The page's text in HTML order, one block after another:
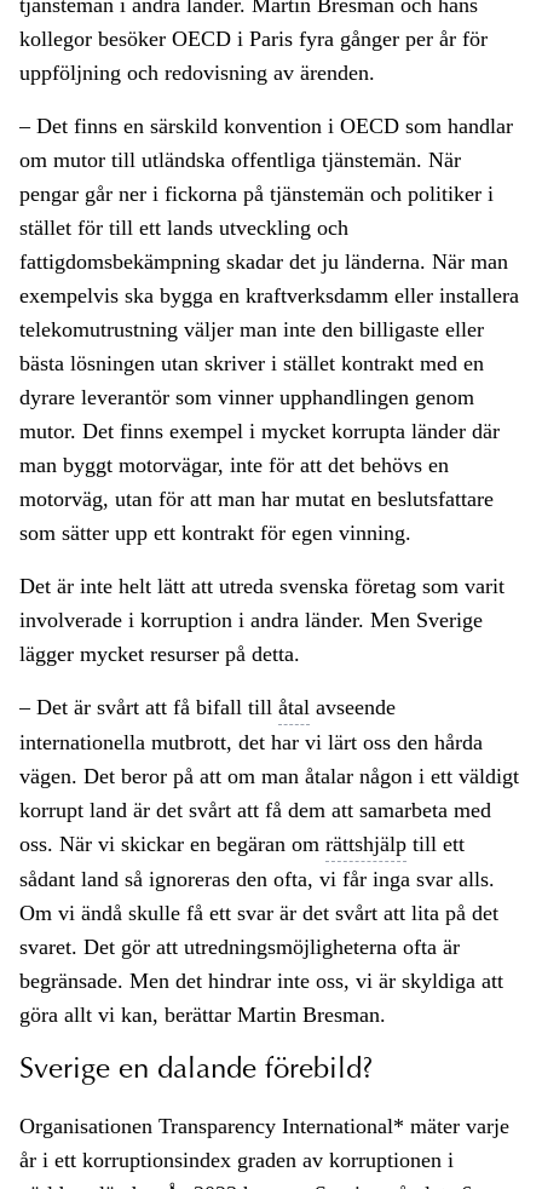
tjänstemän i andra länder. Martin Bresman och hans
kollegor besöker OECD i Paris fyra gånger per år för
uppföljning och redovisning av ärenden.
– Det finns en särskild konvention i OECD som handlar
om mutor till utländska offentliga tjänstemän. När
pengar går ner i fickorna på tjänstemän och politiker i
stället för till ett lands utveckling och
fattigdomsbekämpning skadar det ju länderna. När man
exempelvis ska bygga en kraftverksdamm eller installera
telekomutrustning väljer man inte den billigaste eller
bästa lösningen utan skriver i stället kontrakt med en
dyrare leverantör som vinner upphandlingen genom
mutor. Det finns exempel i mycket korrupta länder där
man byggt motorvägar, inte för att det behövs en
motorväg, utan för att man har mutat en beslutsfattare
som sätter upp ett kontrakt för egen vinning.
Det är inte helt lätt att utreda svenska företag som varit
involverade i korruption i andra länder. Men Sverige
lägger mycket resurser på detta.
– Det är svårt att få bifall till åtal avseende
internationella mutbrott, det har vi lärt oss den hårda
vägen. Det beror på att om man åtalar någon i ett väldigt
korrupt land är det svårt att få dem att samarbeta med
oss. När vi skickar en begäran om rättshjälp till ett
sådant land så ignoreras den ofta, vi får inga svar alls.
Om vi ändå skulle få ett svar är det svårt att lita på det
svaret. Det gör att utredningsmöjligheterna ofta är
begränsade. Men det hindrar inte oss, vi är skyldiga att
göra allt vi kan, berättar Martin Bresman.
Sverige en dalande förebild?
Organisationen Transparency International* mäter varje
år i ett korruptionsindex graden av korruptionen i